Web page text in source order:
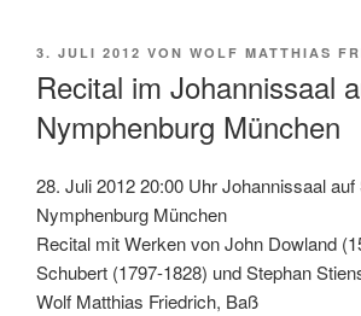
VERÖFFENTLICHT
3. JULI 2012 VON WOLF MATTHIAS
Recital im Johannissaal
Nymphenburg München
28. Juli 2012 20:00 Uhr Johannissaal
Nymphenburg München
Recital mit Werken von John Dowland
Schubert (1797-1828) und Stephan
Wolf Matthias Friedrich, Baß